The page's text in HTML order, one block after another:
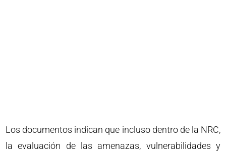
Los documentos indican que incluso dentro de la NRC,
la evaluación de las amenazas, vulnerabilidades y